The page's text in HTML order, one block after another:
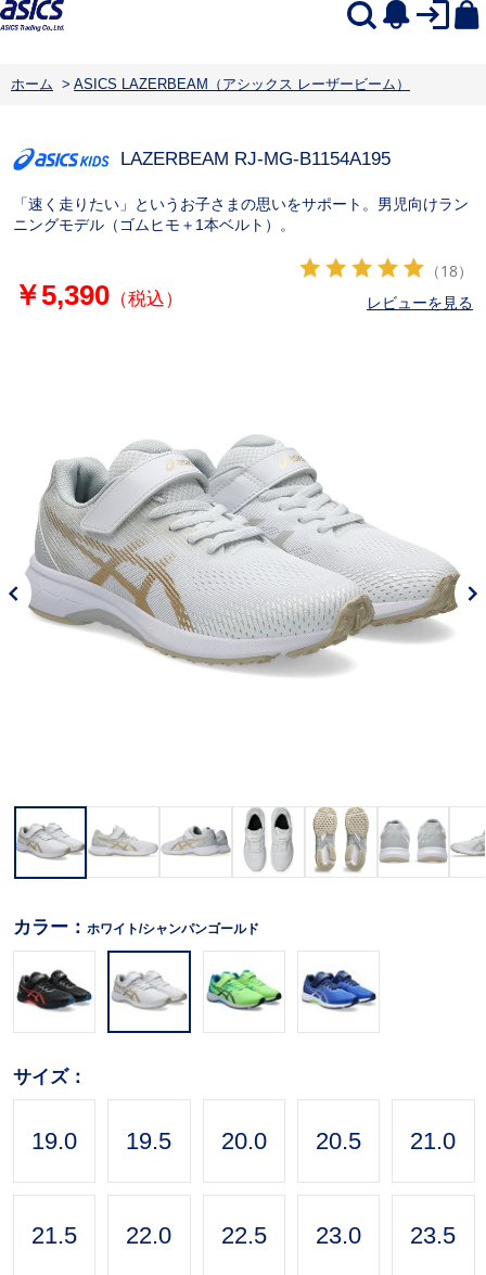
ホーム > ASICS LAZERBEAM（アシックス レーザービーム）
LAZERBEAM RJ-MG-B1154A195
「速く走りたい」というお子さまの思いをサポート。男児向けラン
ニングモデル（ゴムヒモ＋1本ベルト）。
￥5,390（税込）
（18）
レビューを見る
カラー： ホワイト/シャンパンゴールド
サイズ：
19.0 19.5 20.0 20.5 21.0
21.5 22.0 22.5 23.0 23.5